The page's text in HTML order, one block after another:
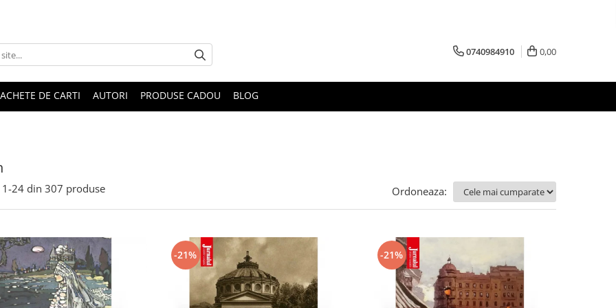
0740984910 0,00
DE CARTI AUTORI PRODUSE CADOU BLOG
1-24 din 307 produse Ordoneaza:
-21% -21%